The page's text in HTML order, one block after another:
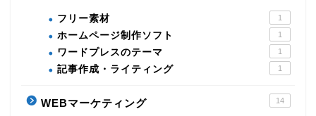
フリー素材 1
ホームページ制作ソフト 1
ワードプレスのテーマ 1
記事作成・ライティング 1
WEBマーケティング 14